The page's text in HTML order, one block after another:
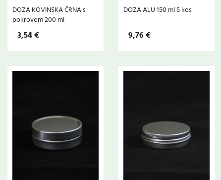
DOZA KOVINSKA ČRNA s
pokrovom 200 ml
3,54 €
DOZA ALU 150 ml 5 kos
9,76 €